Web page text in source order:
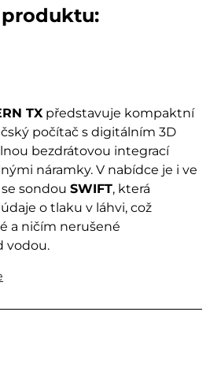
TXpředstavuje kompaktní
počítač s digitálním 3D
bezdrátovou integrací
náramky. V nabídce je i ve
sondou SWIFT, která
o tlaku v láhvi, což
a ničím nerušené
vodou.